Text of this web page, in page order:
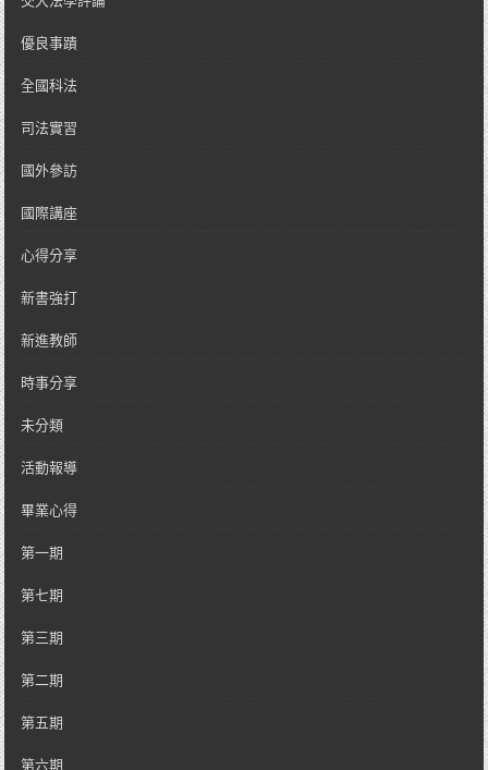
優良事蹟
全國科法
司法實習
國外參訪
國際講座
心得分享
新書強打
新進教師
時事分享
未分類
活動報導
畢業心得
第一期
第七期
第三期
第二期
第五期
第六期